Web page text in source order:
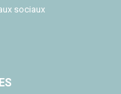
sociaux